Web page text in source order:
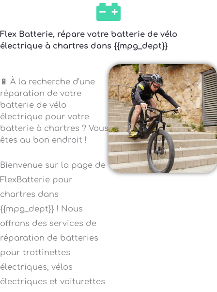
Flex Batterie, répare votre batterie de vélo
électrique à chartres dans {{mpg_dept}}
🔋 À la recherche d'une
réparation de votre
batterie de vélo
électrique pour votre
batterie à chartres ? Vous
êtes au bon endroit !
Bienvenue sur la page de
FlexBatterie pour
chartres dans
{{mpg_dept}} ! Nous
offrons des services de
réparation de batteries
pour trottinettes
électriques, vélos
électriques et voiturettes